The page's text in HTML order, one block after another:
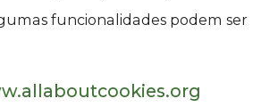
funcionalidades podem ser